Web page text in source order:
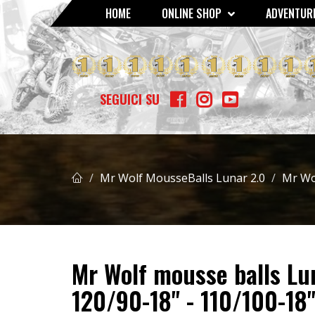
HOME ONLINE SHOP
SEGUICI SU
Mr Wolf MousseBalls Lunar 2.0 Mr
Mr Wolf mousse balls
120/90-18'' - 110/100-